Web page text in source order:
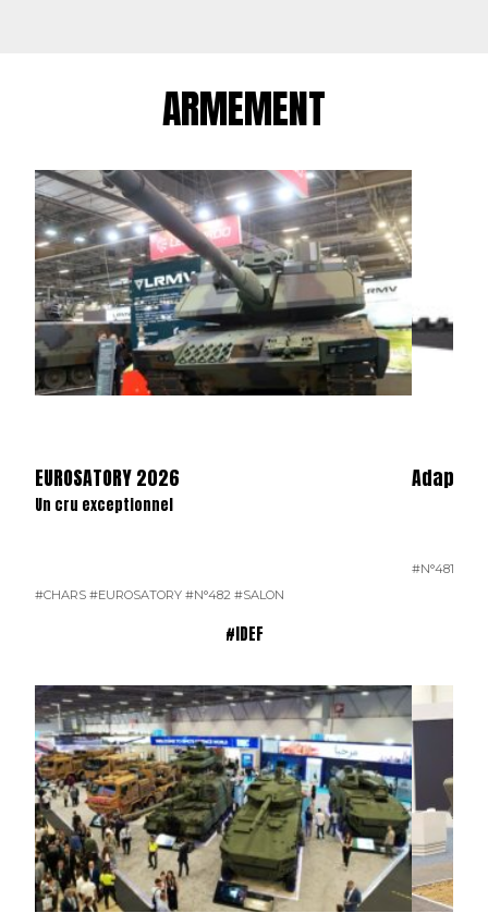
ARMEMENT
EUROSATORY 2026
Un cru exceptionnel
#CHARS #EUROSATORY #N°482 #SALON
#N°481
#IDEF